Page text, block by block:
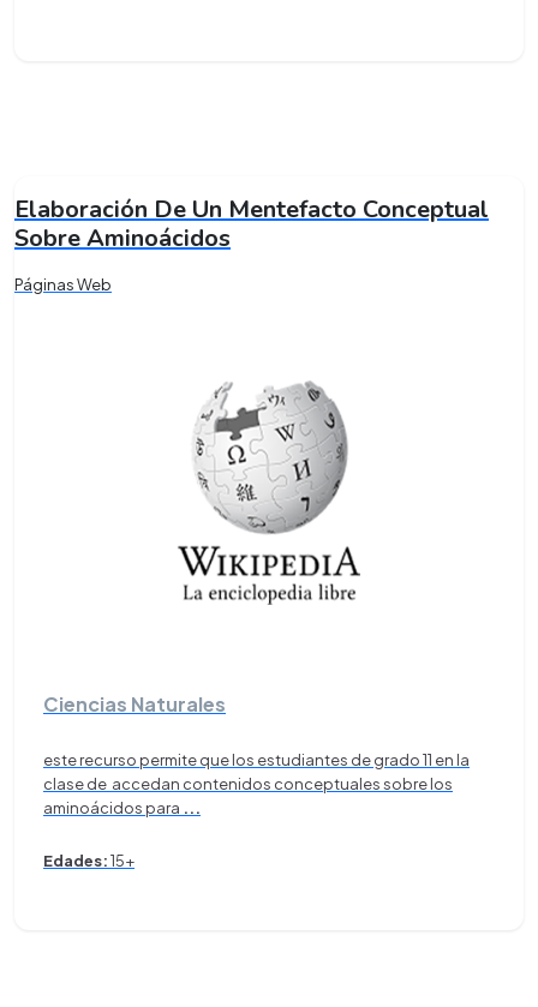
Elaboración De Un Mentefacto Conceptual
Sobre Aminoácidos
Páginas Web
Ciencias Naturales
este recurso permite que los estudiantes de grado 11 en la
clase de accedan contenidos conceptuales sobre los
aminoácidos para ...
Edades:15+